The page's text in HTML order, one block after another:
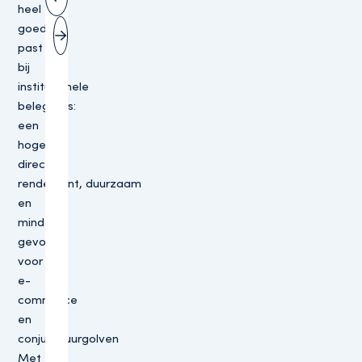
heel
goed
past
bij
institutionele
beleggers:
een
hoger
direct
rendement, duurzaam
en
minder
gevoelig
voor
e-
commerce
en
conjunctuurgolven
Met
Vorige slide
Volgende slide